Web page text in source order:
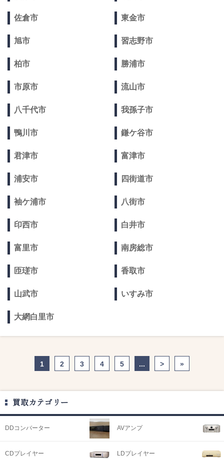
佐倉市 東金市
旭市 習志野市
柏市 勝浦市
市原市 流山市
八千代市 我孫子市
鴨川市 鎌ケ谷市
君津市 富津市
浦安市 四街道市
袖ケ浦市 八街市
印西市 白井市
富里市 南房総市
匝瑳市 香取市
山武市 いすみ市
大網白里市
1 2 3 4 5 ... > »
買取カテゴリー
DDコンバーター AVアンプ
CDプレイヤー LDプレイヤー